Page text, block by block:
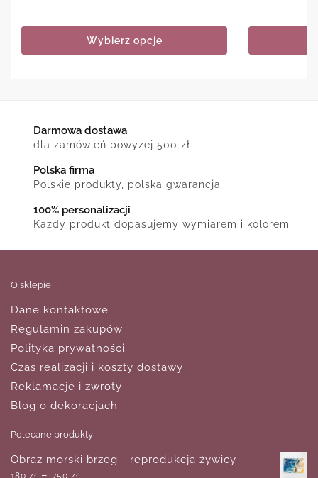
Wybierz opcje
Darmowa dostawa
dla zamówień powyżej 500 zł
Polska firma
Polskie produkty, polska gwarancja
100% personalizacji
Każdy produkt dopasujemy wymiarem i kolorem
O sklepie
Dane kontaktowe
Regulamin zakupów
Polityka prywatności
Czas realizacji i koszty dostawy
Reklamacje i zwroty
Blog o dekoracjach
Polecane produkty
Obraz morski brzeg - reprodukcja żywicy
–